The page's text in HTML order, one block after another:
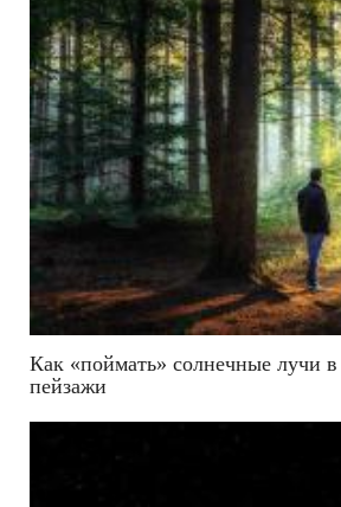
Как «поймать» солнечные лучи
пейзажи